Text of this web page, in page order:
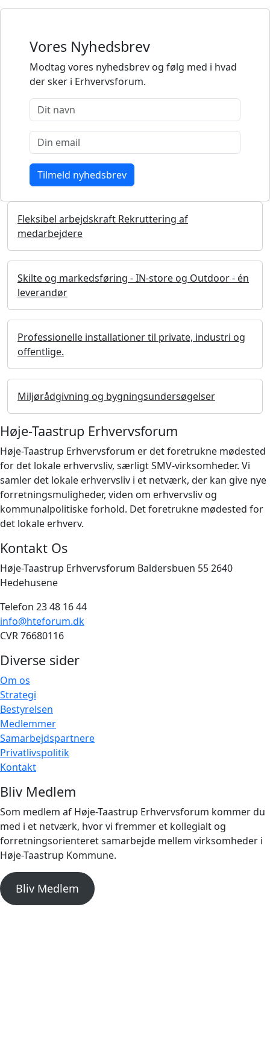
Vores Nyhedsbrev
Modtag vores nyhedsbrev og følg med i hvad
der sker i Erhvervsforum.
Fleksibel arbejdskraft Rekruttering af
medarbejdere
Skilte og markedsføring - IN-store og Outdoor - én
leverandør
Professionelle installationer til private, industri og
offentlige.
Miljørådgivning og bygningsundersøgelser
Høje-Taastrup Erhvervsforum
Høje-Taastrup Erhvervsforum er det foretrukne mødested
for det lokale erhvervsliv, særligt SMV-virksomheder. Vi
samler det lokale erhvervsliv i et netværk, der kan give nye
forretningsmuligheder, viden om erhvervsliv og
kommunalpolitiske forhold. Det foretrukne mødested for
det lokale erhverv.
Kontakt Os
Høje-Taastrup Erhvervsforum Baldersbuen 55 2640
Hedehusene
Telefon 23 48 16 44
info@hteforum.dk
CVR 76680116
Diverse sider
Om os
Strategi
Bestyrelsen
Medlemmer
Samarbejdspartnere
Privatlivspolitik
Kontakt
Bliv Medlem
Som medlem af Høje-Taastrup Erhvervsforum kommer du
med i et netværk, hvor vi fremmer et kollegialt og
forretningsorienteret samarbejde mellem virksomheder i
Høje-Taastrup Kommune.
Bliv Medlem